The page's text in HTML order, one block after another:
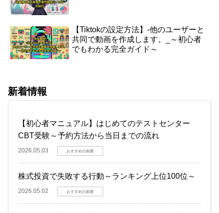
【Tiktokの設定方法】-他のユーザーと
共同で動画を作成します。_～初心者
でもわかる完全ガイド～
新着情報
【初心者マニュアル】はじめてのテストセンター
CBT受験～予約方法から当日までの流れ
2026.05.03 おすすめの副業
株式投資で失敗する行動～ランキング上位100位～
2026.05.02 おすすめの副業